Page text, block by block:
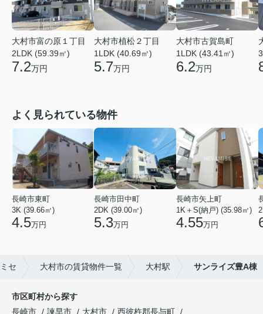
大村市富の原１丁目
2LDK (59.39㎡)
7.2万円
大村市植松２丁目
1LDK (40.69㎡)
5.7万円
大村市古賀島町
1LDK (43.41㎡)
6.2万円
よく見られている物件
長崎市東町
3K (39.66㎡)
4.5万円
長崎市田中町
2DK (39.00㎡)
5.3万円
長崎市矢上町
1K＋S(納戸) (35.98㎡)
4.55万円
セ 大村市の賃貸物件一覧 大村駅 サンライズ豊A棟
市区町村から探す
長崎市
諫早市 大村市
西彼杵郡長与町